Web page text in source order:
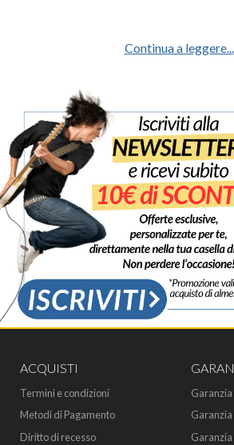
Continua a leggere...
ACQUISTI
Termini e condizioni
Metodi di Pagamento
Diritto di recesso